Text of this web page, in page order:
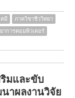
มี
ภาควิชาชีววิทยา
าการคอมพิวเตอร์
ริมและขับ
าผลงานวิจัย